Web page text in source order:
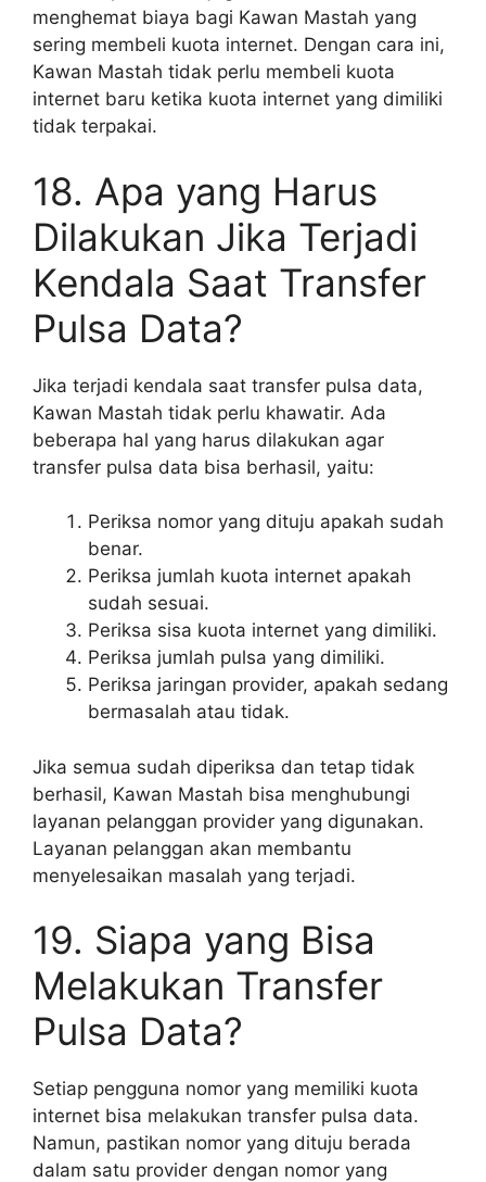
menghemat biaya bagi Kawan Mastah yang
sering membeli kuota internet. Dengan cara ini,
Kawan Mastah tidak perlu membeli kuota
internet baru ketika kuota internet yang dimiliki
tidak terpakai.
18. Apa yang Harus
Dilakukan Jika Terjadi
Kendala Saat Transfer
Pulsa Data?
Jika terjadi kendala saat transfer pulsa data,
Kawan Mastah tidak perlu khawatir. Ada
beberapa hal yang harus dilakukan agar
transfer pulsa data bisa berhasil, yaitu:
Periksa nomor yang dituju apakah sudah
benar.
Periksa jumlah kuota internet apakah
sudah sesuai.
Periksa sisa kuota internet yang dimiliki.
Periksa jumlah pulsa yang dimiliki.
Periksa jaringan provider, apakah sedang
bermasalah atau tidak.
Jika semua sudah diperiksa dan tetap tidak
berhasil, Kawan Mastah bisa menghubungi
layanan pelanggan provider yang digunakan.
Layanan pelanggan akan membantu
menyelesaikan masalah yang terjadi.
19. Siapa yang Bisa
Melakukan Transfer
Pulsa Data?
Setiap pengguna nomor yang memiliki kuota
internet bisa melakukan transfer pulsa data.
Namun, pastikan nomor yang dituju berada
dalam satu provider dengan nomor yang